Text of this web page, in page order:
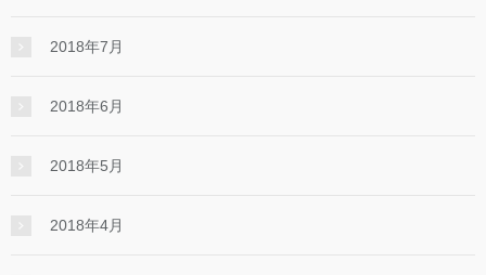
2018年7月
2018年6月
2018年5月
2018年4月